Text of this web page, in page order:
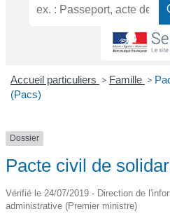
Accueil particuliers > Famille >
(Pacs)
Dossier
Pacte civil de
Vérifié le 24/07/2019 - Direction de
administrative (Premier ministre)